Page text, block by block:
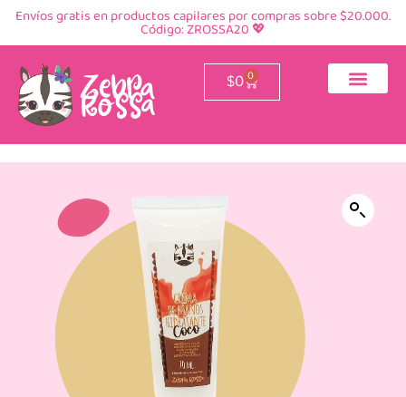
Envíos gratis en productos capilares por compras sobre $20.000.
Código: ZROSSA20 💖
$0 0